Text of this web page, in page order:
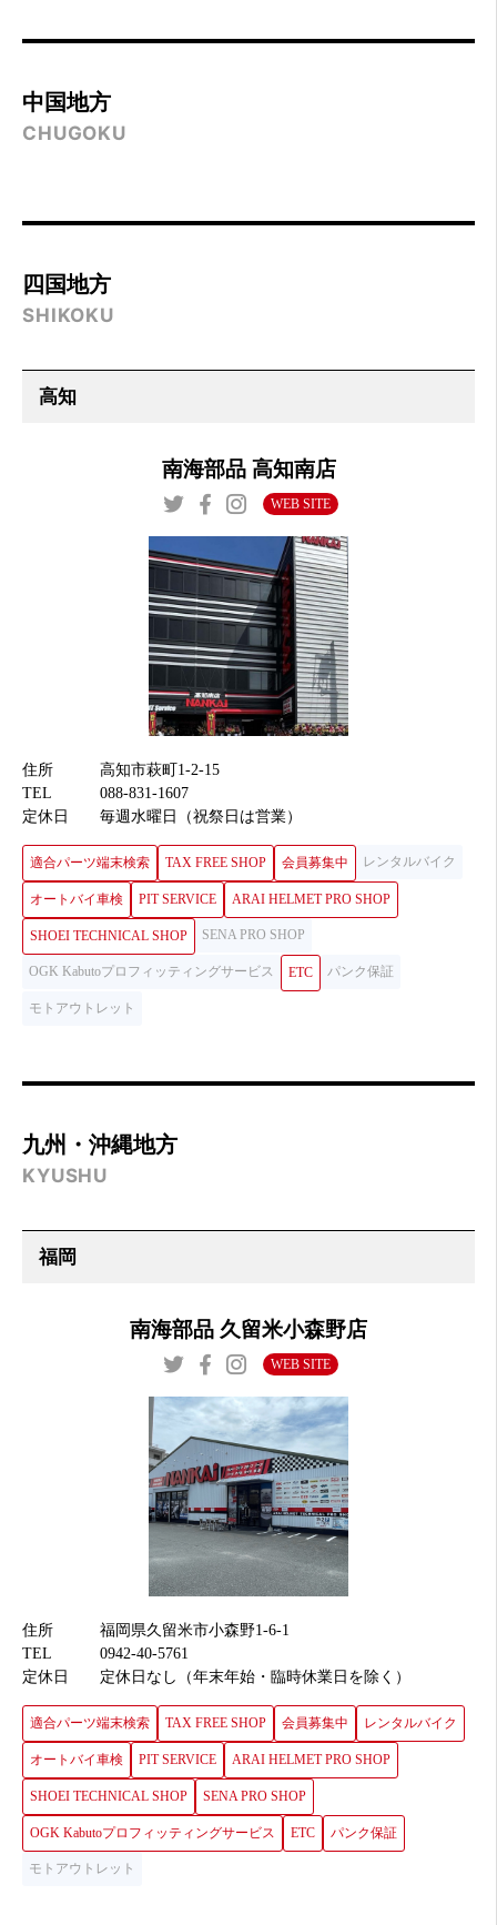
中国地方
CHUGOKU
四国地方
SHIKOKU
南海部品 高知南店
WEB SITE
住所
高知市萩町1-2-15
TEL
088-831-1607
定休日
毎週水曜日（祝祭日は営業）
適合パーツ端末検索 TAX FREE SHOP 会員募集中 レンタルバイク
オートバイ車検 PIT SERVICE ARAI HELMET PRO SHOP
SHOEI TECHNICAL SHOP SENA PRO SHOP
OGK Kabutoプロフィッティングサービス ETC パンク保証
モトアウトレット
九州・沖縄地方
KYUSHU
南海部品 久留米小森野店
WEB SITE
住所
福岡県久留米市小森野1-6-1
TEL
0942-40-5761
定休日
定休日なし（年末年始・臨時休業日を除く）
適合パーツ端末検索 TAX FREE SHOP 会員募集中 レンタルバイク
オートバイ車検 PIT SERVICE ARAI HELMET PRO SHOP
SHOEI TECHNICAL SHOP SENA PRO SHOP
OGK Kabutoプロフィッティングサービス ETC パンク保証
モトアウトレット